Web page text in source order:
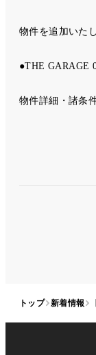
物件を追加いた
●THE
物件詳細・諸条
トップ 新着情報